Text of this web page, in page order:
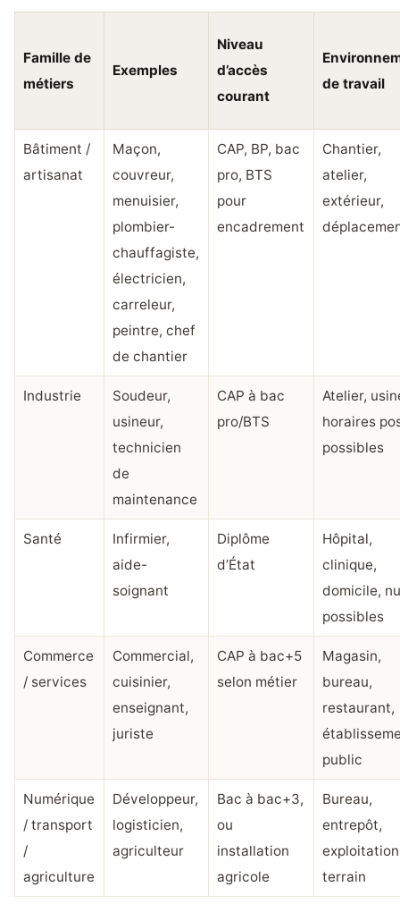
Famille de
métiers
Exemples
Niveau
d’accès
courant
de travail
Bâtiment /
artisanat
Maçon,
couvreur,
menuisier,
plombier-
chauffagiste,
électricien,
carreleur,
peintre, chef
de chantier
CAP, BP, bac
pro, BTS
pour
encadrement
Chantier,
atelier,
extérieur,
Industrie
Soudeur,
usineur,
technicien
de
maintenance
CAP à bac
pro/BTS
Atelier,
horaires
possibles
Santé
Infirmier,
aide-
soignant
Diplôme
d’État
Hôpital,
clinique,
domicile,
possibles
Commerce
/ services
Commercial,
cuisinier,
enseignant,
juriste
CAP à bac+5
selon métier
Magasin,
bureau,
restaurant,
public
Numérique
/ transport
/
agriculture
Développeur,
logisticien,
agriculteur
Bac à bac+3,
ou
installation
agricole
Bureau,
entrepôt,
terrain